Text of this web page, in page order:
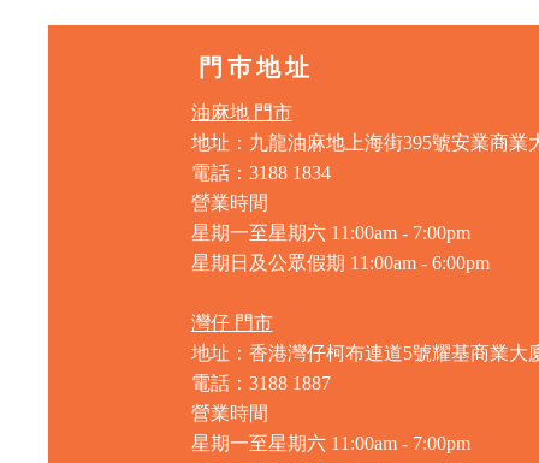
門巿地址
油麻地 門市
地址：九龍油麻地上海街395號安業商業
電話：3188 1834
營業時間
星期一至星期六 11:00am - 7:00pm
星期日及公眾假期 11:00am - 6:00pm
灣仔 門市
地址：香港灣仔柯布連道5號耀基商業大
電話：3188 1887
營業時間
星期一至星期六 11:00am - 7:00pm